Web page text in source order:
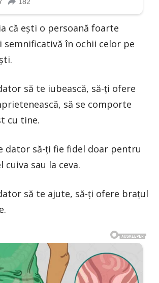
că ești o persoană foarte
în ochii celor pe
să te iubească, să-ți ofere
să se comporte
cu tine.
dator să-ți fie fidel doar pentru
sau la ceva.
să te ajute, să-ți ofere brațul